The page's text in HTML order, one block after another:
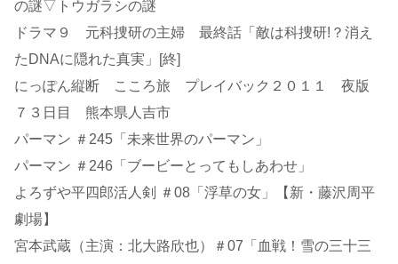
の謎▽トウガラシの謎
ドラマ９ 元科捜研の主婦 最終話「敵は科捜研!？消え
たDNAに隠れた真実」[終]
にっぽん縦断 こころ旅 プレイバック２０１１ 夜版
７３日目 熊本県人吉市
パーマン ＃245「未来世界のパーマン」
パーマン ＃246「ブービーとってもしあわせ」
よろずや平四郎活人剣 ＃08「浮草の女」【新・藤沢周平
劇場】
宮本武蔵（主演：北大路欣也）＃07「血戦！雪の三十三